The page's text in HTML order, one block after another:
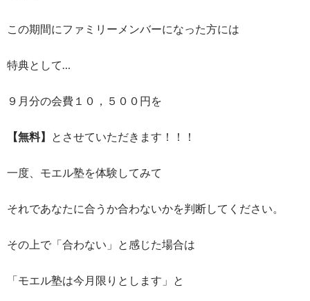
この期間にファミリーメンバーになった方には
特典として…
９月分の会費１０，５００円を
【無料】 とさせていただきます！！！
一度、モエル塾を体験してみて
それであなたに合うか合わないかを判断してください。
その上で「合わない」と感じた場合は
「モエル塾は今月限りとします」と